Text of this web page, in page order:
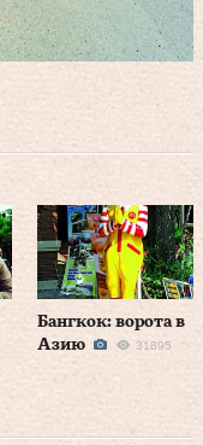
Бангкок: ворота в
Азию
31895